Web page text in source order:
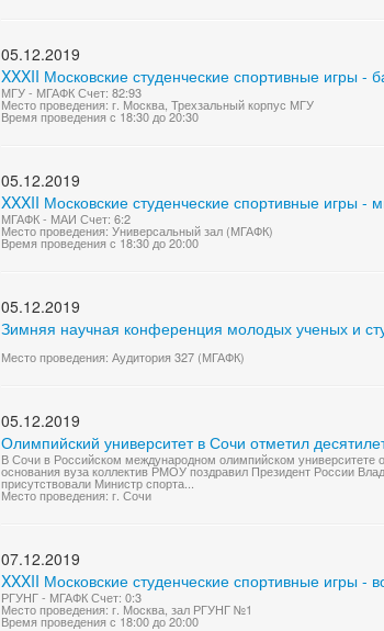
05.12.2019
XXXII Московские студенческие спортивные игры -
МГУ - МГАФК Счет: 82:93
Место проведения: г. Москва, Трехзальный корпус МГУ
Время проведения с 18:30 до 20:30
05.12.2019
XXXII Московские студенческие спортивные игры
МГАФК - МАИ Счет: 6:2
Место проведения: Универсальный зал (МГАФК)
Время проведения с 18:30 до 20:00
05.12.2019
Зимняя научная конференция молодых ученых и
Место проведения: Аудитория 327 (МГАФК)
05.12.2019
Олимпийский университет в Сочи отметил
В Сочи в Российском международном олимпийском университете
основания вуза коллектив РМОУ поздравил Президент России
присутствовали Министр спорта...
Место проведения: г. Сочи
07.12.2019
XXXII Московские студенческие спортивные игры -
РГУНГ - МГАФК Счет: 0:3
Место проведения: г. Москва, зал РГУНГ №1
Время проведения с 18:00 до 20:00